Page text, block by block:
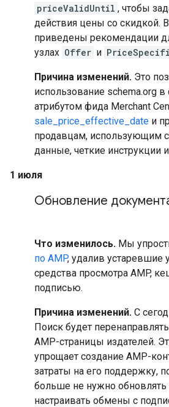
priceValidUntil , чтобы
действия цены со скидкой.
приведены рекомендации
узлах Offer и
Причина изменений. Это
использование schema.org в
атрибутом фида Merchant
sale_price_effective_date и
продавцам, использующим
данные, четкие инструкции
1 июля
Обновление
Что изменилось. Мы
по AMP, удалив устаревшие
средства просмотра AMP,
подписью.
Причина изменений. С
Поиск будет
AMP-страницы издателей.
упрощает создание AMP-
затраты на его поддержку,
больше не нужно
настраивать обмены с